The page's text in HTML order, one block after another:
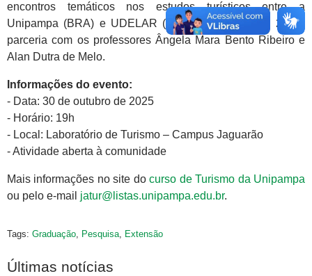
encontros temáticos nos estudos turísticos entre a
Unipampa (BRA) e UDELAR (URU)”, volumes 1 e 2, em
parceria com os professores Ângela Mara Bento Ribeiro e
Alan Dutra de Melo.
Informações do evento:
- Data: 30 de outubro de 2025
- Horário: 19h
- Local: Laboratório de Turismo – Campus Jaguarão
- Atividade aberta à comunidade
Mais informações no site docurso de Turismo da Unipampa
ou pelo e-mail jatur@listas.unipampa.edu.br.
Tags: Graduação, Pesquisa, Extensão
Últimas notícias